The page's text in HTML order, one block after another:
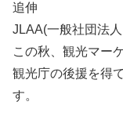
追伸
JLAA(一般社団法
この秋、観光マー
観光庁の後援を得
す。